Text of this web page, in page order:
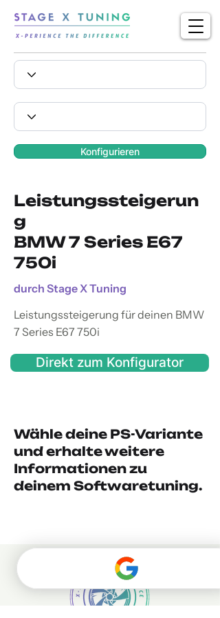
Konfigurieren
Leistungssteigerun
g
BMW 7 Series E67
750i
durch Stage X Tuning
Leistungssteigerung für deinen BMW
7 Series E67 750i
Direkt zum Konfigurator
Wähle deine PS-Variante
und erhalte weitere
Informationen zu
deinem Softwaretuning.